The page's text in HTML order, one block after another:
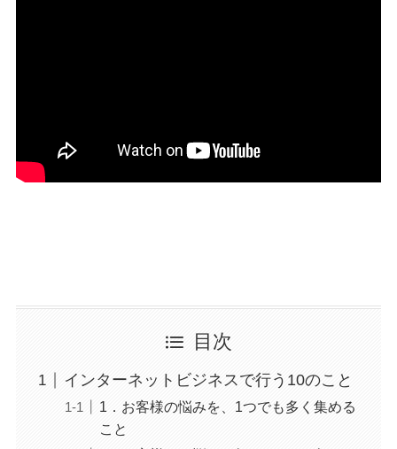
目次
インターネットビジネスで行う10のこと
1．お客様の悩みを、1つでも多く集める
こと